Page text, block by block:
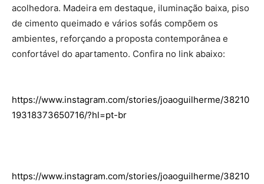
acolhedora. Madeira em destaque, iluminação baixa, piso
de cimento queimado e vários sofás compõem os
ambientes, reforçando a proposta contemporânea e
confortável do apartamento. Confira no link abaixo:
https://www.instagram.com/stories/joaoguilherme/38210
19318373650716/?hl=pt-br
https://www.instagram.com/stories/joaoguilherme/38210